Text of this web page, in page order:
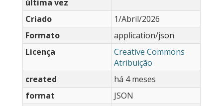
última vez
Criado
1/Abril/2026
Formato
application/json
Licença
Creative Commons
Atribuição
created
há 4 meses
format
JSON